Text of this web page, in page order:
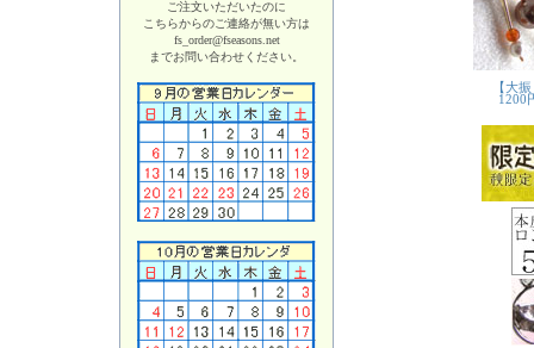
ご注文いただいたのに
こちらからのご連絡が無い方は
fs_order@fseasons.net
までお問い合わせください。